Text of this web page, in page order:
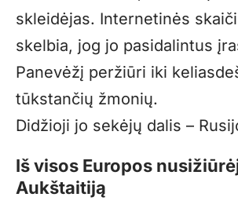
skleidėjas. Internetinės
skelbia, jog jo pasidalintus
Panevėžį peržiūri iki
tūkstančių žmonių.
Didžioji jo sekėjų dalis –
Iš visos Europos
Aukštaitiją